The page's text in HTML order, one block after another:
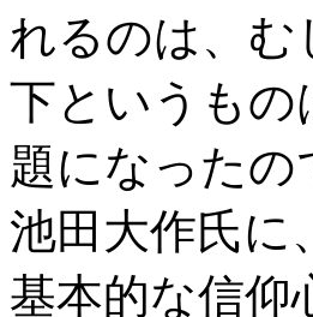
れるのは、む
下というもの
題になった
池田大作氏に
基本的な信仰